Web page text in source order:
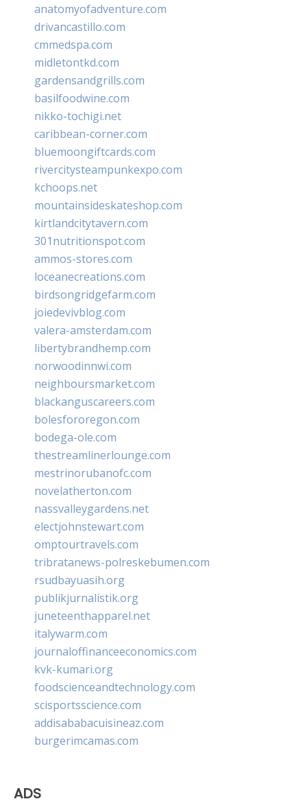
anatomyofadventure.com
drivancastillo.com
cmmedspa.com
midletontkd.com
gardensandgrills.com
basilfoodwine.com
nikko-tochigi.net
caribbean-corner.com
bluemoongiftcards.com
rivercitysteampunkexpo.com
kchoops.net
mountainsideskateshop.com
kirtlandcitytavern.com
301nutritionspot.com
ammos-stores.com
loceanecreations.com
birdsongridgefarm.com
joiedevivblog.com
valera-amsterdam.com
libertybrandhemp.com
norwoodinnwi.com
neighboursmarket.com
blackanguscareers.com
bolesfororegon.com
bodega-ole.com
thestreamlinerlounge.com
mestrinorubanofc.com
novelatherton.com
nassvalleygardens.net
electjohnstewart.com
omptourtravels.com
tribratanews-polreskebumen.com
rsudbayuasih.org
publikjurnalistik.org
juneteenthapparel.net
italywarm.com
journaloffinanceeconomics.com
kvk-kumari.org
foodscienceandtechnology.com
scisportsscience.com
addisababacuisineaz.com
burgerimcamas.com
ADS